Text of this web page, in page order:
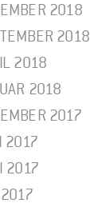
2018
2018
2018
2018
2017
2017
2017